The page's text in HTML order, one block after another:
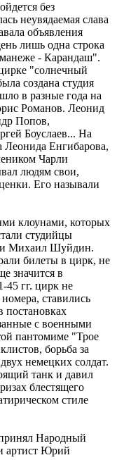
без
неувядаемая слава
объявления
лишь одна строка
- Карандаш".
"солнечный
создана студия
в разные года на
Романов. Леонид
Попов,
Боуслаев... На
Леонида Енгибарова,
Чарли
людям свои,
Его называли
клоунами, которых
студийцы
Михаил Шуйдин.
билеты в цирк, не
значится в
45 гг. цирк не
ставились
постановках
с военными
пантомиме "Трое
борьба за
немецких солдат.
танк и давил
блестящего
стиле
Народный
артист Юрий